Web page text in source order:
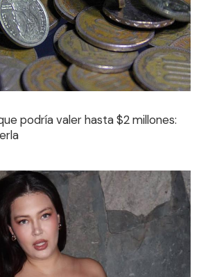
podría valer hasta $2 millones: